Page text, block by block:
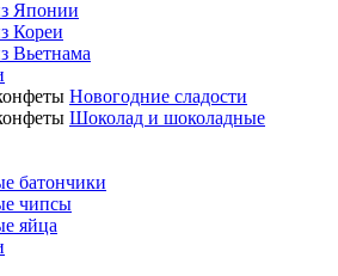
Японии
Кореи
Вьетнама
Новогодние сладости
Шоколад и шоколадные
батончики
чипсы
яйца